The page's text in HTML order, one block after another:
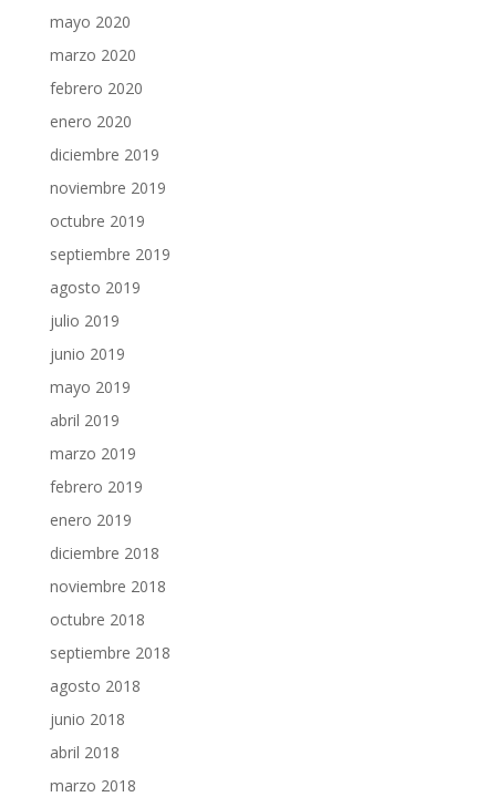
mayo 2020
marzo 2020
febrero 2020
enero 2020
diciembre 2019
noviembre 2019
octubre 2019
septiembre 2019
agosto 2019
julio 2019
junio 2019
mayo 2019
abril 2019
marzo 2019
febrero 2019
enero 2019
diciembre 2018
noviembre 2018
octubre 2018
septiembre 2018
agosto 2018
junio 2018
abril 2018
marzo 2018